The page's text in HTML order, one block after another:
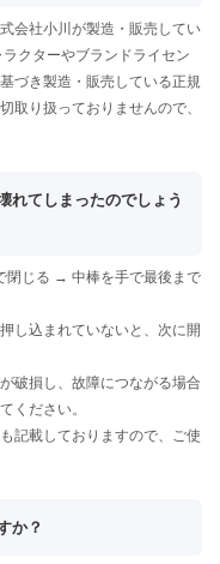
会社小川が製造・販売してい
クターやブランドライセン
づき製造・販売している正規
取り扱っておりませんので、
れてしまったのでしょう
閉じる → 中棒を手で最後まで
し込まれていないと、次に開
破損し、故障につながる場合
ください。
記載しておりますので、ご使
か？